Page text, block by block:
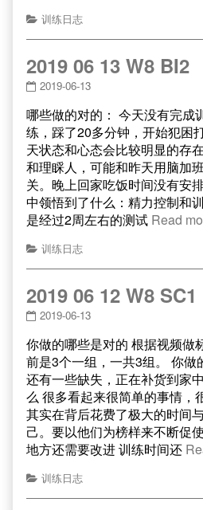
训练日志
2019 06 13 W8 BI2
2019-06-13
哪些做的对的： 今天没有完成
练，踩了20多分钟，开始犯困
天状态和心态会比较明显的存
和理睬人，可能和昨天用脑加
关。晚上回家吃饭时间没有安
中领悟到了什么：精力控制和
是经过2周左右的测试 Read
训练日志
2019 06 12 W8 SC1
2019-06-13
你做的哪些是对的 根据视频做
前是3个一组，一共3组。 你做
还有一些缺失，正在补货到家
么 很多看起来很简单的事情，
其实在背后花费了极大的时间
己。要以他们为榜样来不断促
地方还需要改进 训练时间还
训练日志